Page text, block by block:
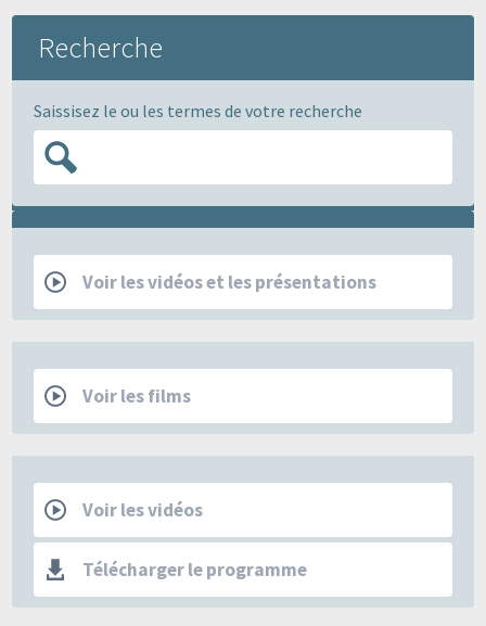
Recherche
Saissisez le ou les termes de votre recherche
RCP
Voir les vidéos et les présentations
Films
Voir les films
Les Mercredis de la SFSPM
Voir les vidéos
Télécharger le programme